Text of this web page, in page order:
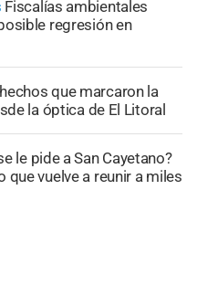
Fiscalías ambientales
regresión en
que marcaron la
la óptica de El Litoral
le pide a San Cayetano?
vuelve a reunir a miles